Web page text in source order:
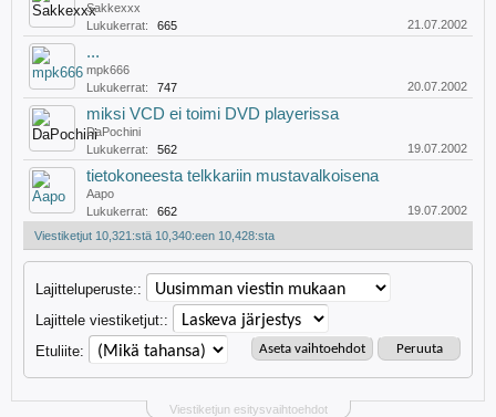
Sakkexxx
Lukukerrat:
665 21.07.2002
...
mpk666
Lukukerrat:
747 20.07.2002
miksi VCD ei toimi DVD playerissa
DaPochini
Lukukerrat:
562 19.07.2002
tietokoneesta telkkariin mustavalkoisena
Aapo
Lukukerrat:
662
19.07.2002
Viestiketjut 10,321:stä 10,340:een 10,428:sta
Viestiketjun esitysvaihtoehdot
Lajitteluperuste::
Lajittele viestiketjut::
Etuliite: